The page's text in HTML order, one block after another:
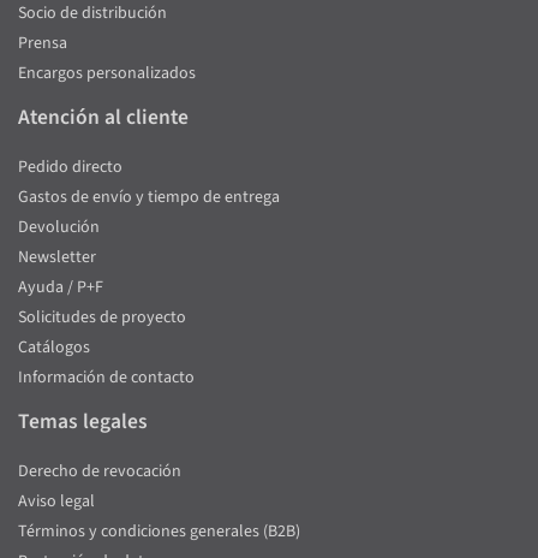
Socio de distribución
Prensa
Encargos personalizados
Atención al cliente
Pedido directo
Gastos de envío y tiempo de entrega
Devolución
Newsletter
Ayuda / P+F
Solicitudes de proyecto
Catálogos
Información de contacto
Temas legales
Derecho de revocación
Aviso legal
Términos y condiciones generales (B2B)